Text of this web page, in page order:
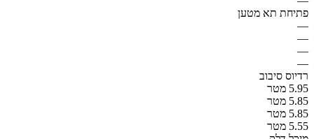
פתיחת תא מטען
—
—
—
—
רדיוס סיבוב
5.95 מטר
5.85 מטר
5.85 מטר
5.55 מטר